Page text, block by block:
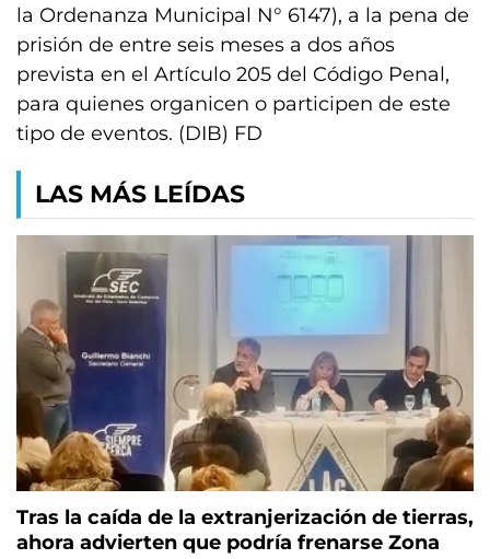
la Ordenanza Municipal N° 6147), a la pena de
prisión de entre seis meses a dos años
prevista en el Artículo 205 del Código Penal,
para quienes organicen o participen de este
tipo de eventos. (DIB) FD
LAS MÁS LEÍDAS
Tras la caída de la extranjerización de tierras,
ahora advierten que podría frenarse Zona